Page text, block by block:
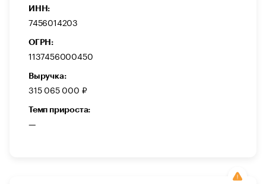
ИНН:
7456014203
ОГРН:
1137456000450
Выручка:
315 065 000 ₽
Темп прироста:
—